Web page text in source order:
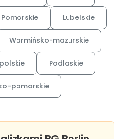
Pomorskie Lubelskie
Warmińsko-mazurskie
Podlaskie
pomorskie